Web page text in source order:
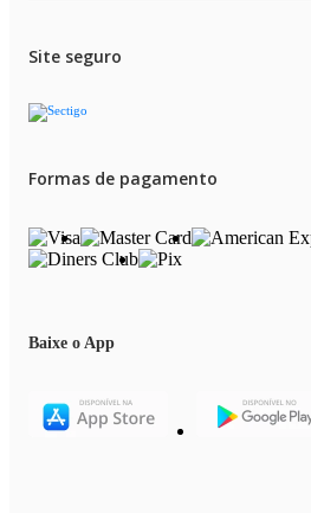
Site seguro
Formas de pagamento
Baixe o App